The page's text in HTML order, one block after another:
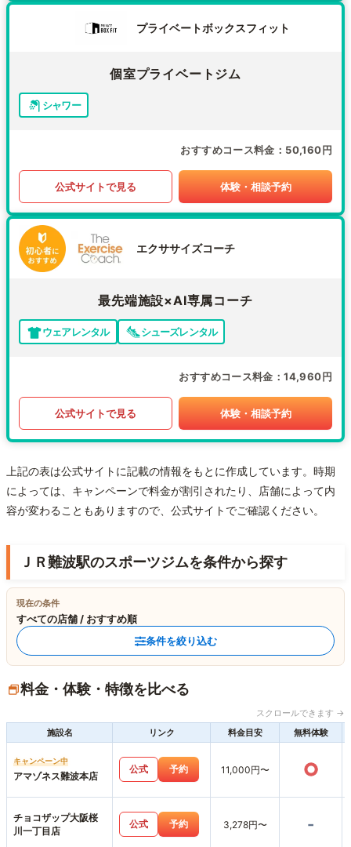
プライベートボックスフィット
個室プライベートジム
シャワー
おすすめコース料金 50,160円
公式サイトで見る 体験・相談予約
エクササイズコーチ
最先端施設×AI専属コーチ
ウェアレンタル シューズレンタル
おすすめコース料金 14,960円
公式サイトで見る 体験・相談予約
上記の表は公式サイトに記載の情報をもとに作成しています。時期
によっては、キャンペーンで料金が割引されたり、店舗によって内
容が変わることもありますので、公式サイトでご確認ください。
ＪＲ難波駅のスポーツジムを条件から探す
現在の条件
すべての店舗 / おすすめ順
条件を絞り込む
料金・体験・特徴を比べる
スクロールできます →
施設名
リンク 料金目安 無料体験
キャンペーン中
アマゾネス難波本店
公式 予約 11,000円〜 ○
チョコザップ大阪桜
川一丁目店
公式 予約 3,278円〜 -